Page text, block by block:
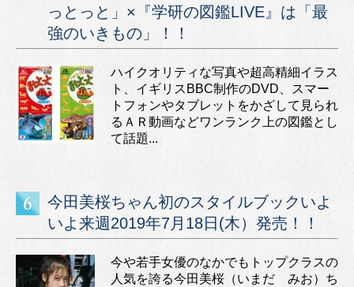
っとっと」×『学研の図鑑LIVE』は「最
強のいきもの」！！
ハイクオリティな写真や超高精細イラス
ト、イギリスBBC制作のDVD、スマー
トフォンやタブレットをかざして見られ
るＡＲ動画などワンランク上の図鑑とし
て話題...
今田美桜ちゃん初のスタイルブックいよ
いよ来週2019年7月18日(木）発売！！
今や若手女優のなかでもトップクラスの
人気を誇る今田美桜（いまだ みお）ち